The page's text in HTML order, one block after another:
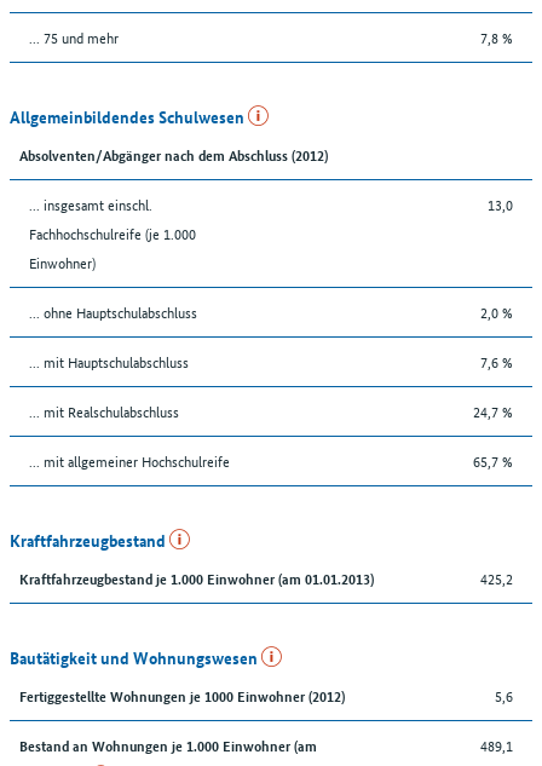
... 75 und mehr 7,8 %
Allgemeinbildendes Schulwesen
Absolventen/Abgänger nach dem Abschluss (2012)
... insgesamt einschl.
Fachhochschulreife (je 1.000
Einwohner)
13,0
... ohne Hauptschulabschluss 2,0 %
... mit Hauptschulabschluss 7,6 %
... mit Realschulabschluss 24,7 %
... mit allgemeiner Hochschulreife 65,7 %
Kraftfahrzeugbestand
Kraftfahrzeugbestand je 1.000 Einwohner (am 01.01.2013) 425,2
Bautätigkeit und Wohnungswesen
Fertiggestellte Wohnungen je 1000 Einwohner (2012) 5,6
Bestand an Wohnungen je 1.000 Einwohner (am
489,1